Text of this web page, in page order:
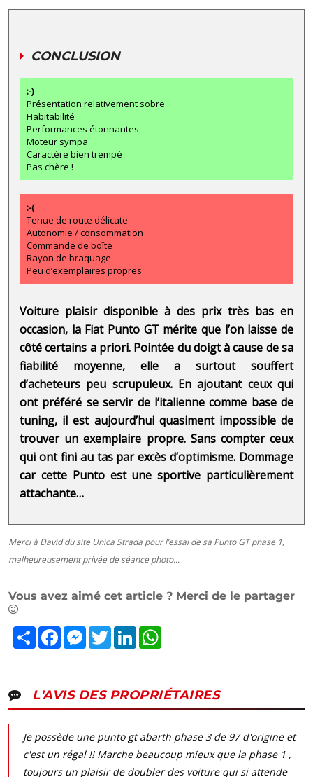
CONCLUSION
:-)
Présentation relativement sobre
Habitabilité
Performances étonnantes
Moteur sympa
Caractère bien trempé
Pas chère !
:-(
Tenue de route délicate
Autonomie / consommation
Commande de boîte
Rayon de braquage
Peu d’exemplaires propres
Voiture plaisir disponible à des prix très bas en
occasion, la Fiat Punto GT mérite que l’on laisse de
côté certains a priori. Pointée du doigt à cause de sa
fiabilité moyenne, elle a surtout souffert
d’acheteurs peu scrupuleux. En ajoutant ceux qui
ont préféré se servir de l’italienne comme base de
tuning, il est aujourd’hui quasiment impossible de
trouver un exemplaire propre. Sans compter ceux
qui ont fini au tas par excès d’optimisme. Dommage
car cette Punto est une sportive particulièrement
attachante…
Merci à David du site Unica Strada pour l’essai de sa Punto GT phase 1,
malheureusement privée de séance photo...
Vous avez aimé cet article ? Merci de le partager
PartagerFacebookMessenger
TwitterLinkedIn
L'AVIS DES PROPRIÉTAIRES
Je possède une punto gt abarth phase 3 de 97 d'origine et
c'est un régal !! Marche beaucoup mieux que la phase 1 ,
toujours un plaisir de doubler des voiture qui si attende